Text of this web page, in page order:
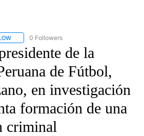
FOLLOW "CNN-SPANISH" TO RECEIVE
0 Followers
de la
de Fútbol,
en investigación
formación de una
criminal